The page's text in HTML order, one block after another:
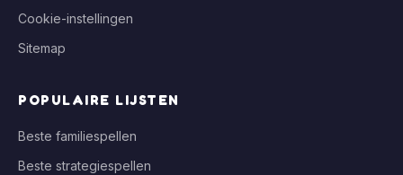
Cookie-instellingen
Sitemap
POPULAIRE LIJSTEN
Beste familiespellen
Beste strategiespellen